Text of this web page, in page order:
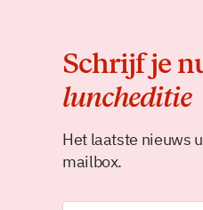
Schrijf je
luncheditie
Het laatste nieuws
mailbox.